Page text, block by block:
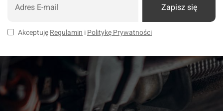
Zapisz się
Akceptuję Regulamin i Politykę Prywatności